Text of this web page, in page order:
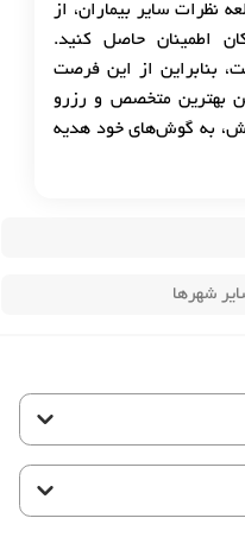
نظرات سایر بیماران، از
اطمینان حاصل کنید.
بنابراین از این فرصت
بهترین متخصص و رزرو
به گوش‌های خود هدیه
شهرها